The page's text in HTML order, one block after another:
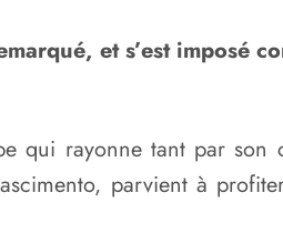
et s’est imposé
qui rayonne tant par
parvient à